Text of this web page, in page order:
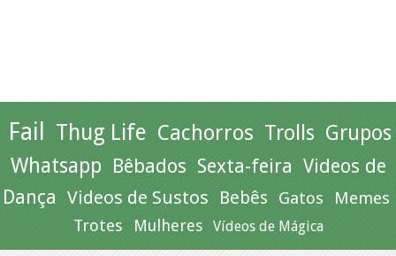
Fail Thug Life Cachorros Trolls Grupos
Whatsapp Bêbados Sexta-feira Videos de
Dança Videos de Sustos Bebês Gatos Memes
Trotes Mulheres Vídeos de Mágica